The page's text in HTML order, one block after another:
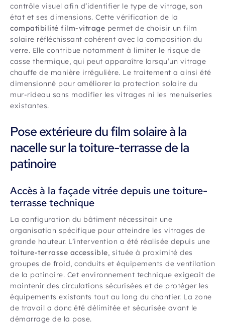
contrôle visuel afin d’identifier le type de vitrage, son
état et ses dimensions. Cette vérification de la
compatibilité film-vitrage permet de choisir un film
solaire réfléchissant cohérent avec la composition du
verre. Elle contribue notamment à limiter le risque de
casse thermique, qui peut apparaître lorsqu’un vitrage
chauffe de manière irrégulière. Le traitement a ainsi été
dimensionné pour améliorer la protection solaire du
mur-rideau sans modifier les vitrages ni les menuiseries
existantes.
Pose extérieure du film solaire à la
nacelle sur la toiture-terrasse de la
patinoire
Accès à la façade vitrée depuis une toiture-
terrasse technique
La configuration du bâtiment nécessitait une
organisation spécifique pour atteindre les vitrages de
grande hauteur. L’intervention a été réalisée depuis une
toiture-terrasse accessible, située à proximité des
groupes de froid, conduits et équipements de ventilation
de la patinoire. Cet environnement technique exigeait de
maintenir des circulations sécurisées et de protéger les
équipements existants tout au long du chantier. La zone
de travail a donc été délimitée et sécurisée avant le
démarrage de la pose.